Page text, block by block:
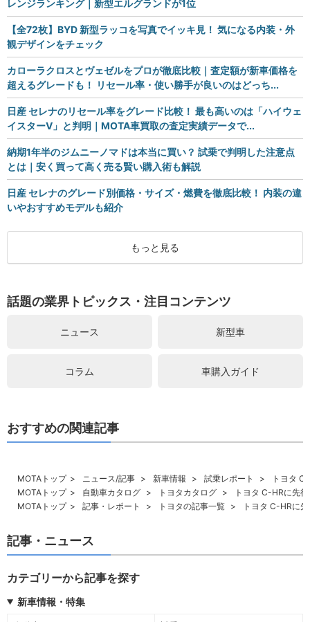
レンジランキング｜新型エルグランドが1位
【全72枚】BYD 新型ラッコを写真でイッキ見！ 気になる内装・外
観デザインをチェック
カローラクロスとヴェゼルをプロが徹底比較｜査定額が新車価格を
超えるグレードも！ リセール率・使い勝手が良いのはどっち...
日産 セレナのリセール率をグレード比較！ 最も高いのは「ハイウェ
イスターV」と判明｜MOTA車買取の査定実績データで...
納期1年半のジムニーノマドは本当に買い？ 試乗で判明した注意点
とは｜安く買って高く売る賢い購入術も解説
日産 セレナのグレード別価格・サイズ・燃費を徹底比較！ 内装の違
いやおすすめモデルも紹介
もっと見る
話題の業界トピックス・注目コンテンツ
ニュース 新型車
コラム 車購入ガイド
おすすめの関連記事
MOTAトップ ニュース/記事 新車情報 試乗レポート
トヨタ
MOTAトップ
自動車カタログ トヨタカタログ
トヨタ C-HRに先
MOTAトップ
記事・レポート トヨタの記事一覧 トヨタ C-HRに
記事・ニュース
カテゴリーから記事を探す
新車情報・特集